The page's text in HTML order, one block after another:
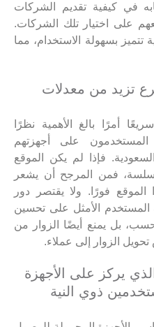
في كيفية تقديم الشركات
على اختيار تلك الشركات.
بسهولة الاستخدام، مما
تزيد من معدلات
أمرًا بالغ الأهمية نظرًا
على أجهزتهم
فإذا لم يكن الموقع
فمن المرجح أن يشعر
الموقع فورًا. ولا يقتصر دور
الأمثل على تحسين
بل يمنع أيضًا الزوار من
الزوار إلى عملاء.
يركز على الأجهزة
ذوي النية